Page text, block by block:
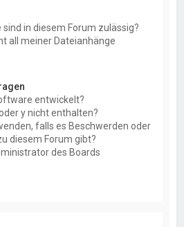
in diesem Forum zulässig?
all meiner Dateianhänge
entwickelt?
y nicht enthalten?
falls es Beschwerden oder
diesem Forum gibt?
des Boards